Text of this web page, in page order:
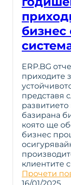
ERP.BG
приходите
представя
базирана
която ще
бизнес
клиентите
Прочети